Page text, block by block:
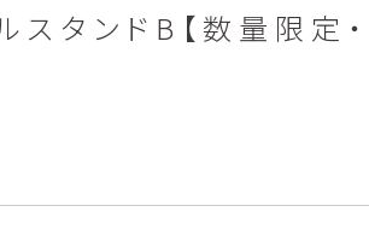
タンドB【数量限定